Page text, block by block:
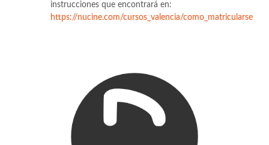
instrucciones que encontrará en:
https://nucine.com/cursos_valencia/como_matricularse